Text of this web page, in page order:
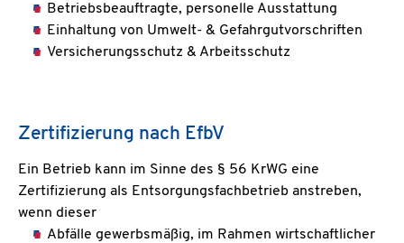
Betriebsbeauftragte, personelle Ausstattung
Einhaltung von Umwelt- & Gefahrgutvorschriften
Versicherungsschutz & Arbeitsschutz
Zertifizierung nach EfbV
Ein Betrieb kann im Sinne des § 56 KrWG eine
Zertifizierung als Entsorgungsfachbetrieb anstreben,
wenn dieser
Abfälle gewerbsmäßig, im Rahmen wirtschaftlicher